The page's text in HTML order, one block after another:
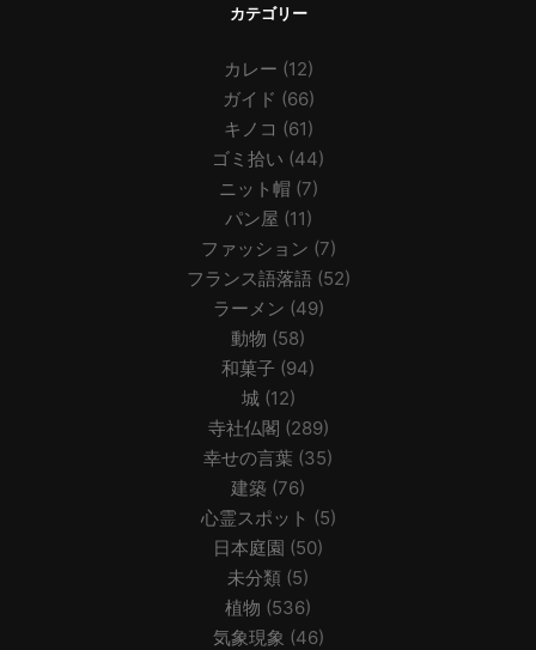
カテゴリー
カレー (12)
ガイド (66)
キノコ (61)
ゴミ拾い (44)
ニット帽 (7)
パン屋 (11)
ファッション (7)
フランス語落語 (52)
ラーメン (49)
動物 (58)
和菓子 (94)
城(12)
寺社仏閣 (289)
幸せの言葉 (35)
建築 (76)
心霊スポット (5)
日本庭園 (50)
未分類 (5)
植物 (536)
気象現象 (46)